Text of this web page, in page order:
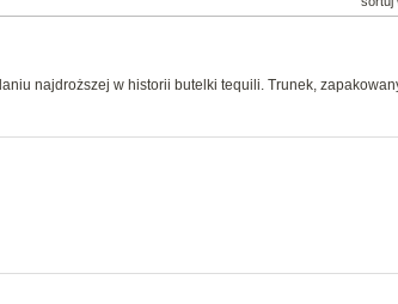
najdroższej w historii butelki tequili. Trunek,